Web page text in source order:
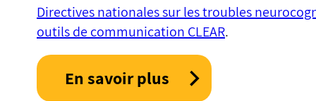
Directives nationales sur les troubles
outils de communication CLEAR.
En savoir plus